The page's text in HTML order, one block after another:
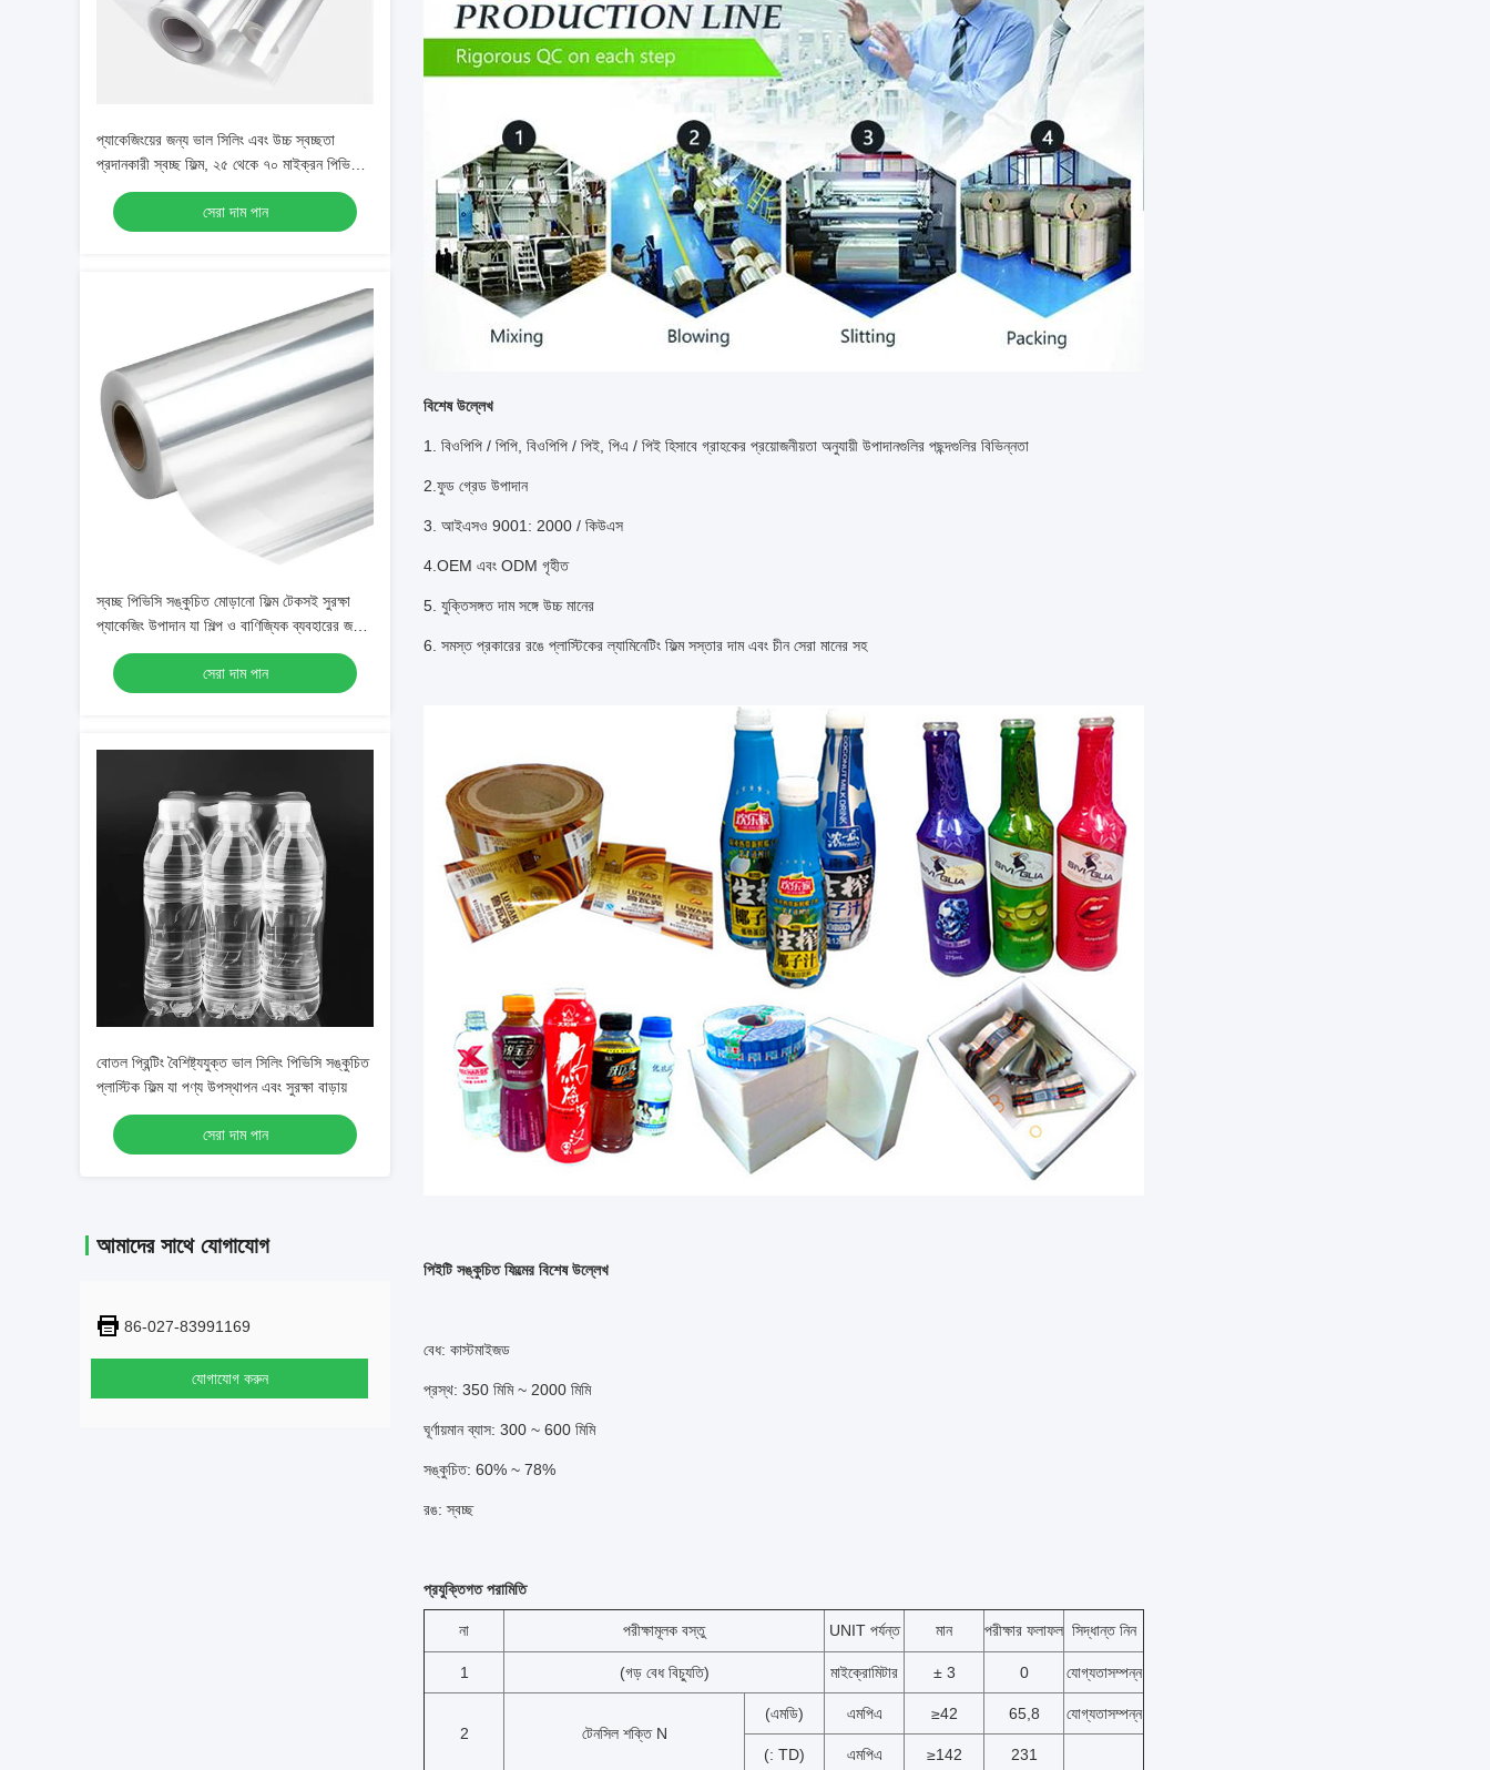
প্যাকেজিংয়ের জন্য ভাল সিলিং এবং উচ্চ স্বচ্ছতা
প্রদানকারী স্বচ্ছ ফিল্ম, ২৫ থেকে ৭০ মাইক্রন পিভিসি
সঙ্কুচিত ফিল্ম
সেরা দাম পান
স্বচ্ছ পিভিসি সঙ্কুচিত মোড়ানো ফিল্ম টেকসই সুরক্ষা
প্যাকেজিং উপাদান যা শিল্প ও বাণিজ্যিক ব্যবহারের জন্য
সেরা দাম পান
বোতল প্রিন্টিং বৈশিষ্ট্যযুক্ত ভাল সিলিং পিভিসি সঙ্কুচিত
প্লাস্টিক ফিল্ম যা পণ্য উপস্থাপন এবং সুরক্ষা বাড়ায়
সেরা দাম পান
আমাদের সাথে যোগাযোগ
86-027-83991169
যোগাযোগ করুন
বিশেষ উল্লেখ
1. বিওপিপি / পিপি, বিওপিপি / পিই, পিএ / পিই হিসাবে গ্রাহকের প্রয়োজনীয়তা অনুযায়ী উপাদানগুলির পছন্দগুলির বিভিন্নতা
2.ফুড গ্রেড উপাদান
3. আইএসও 9001: 2000 / কিউএস
4.OEM এবং ODM গৃহীত
5. যুক্তিসঙ্গত দাম সঙ্গে উচ্চ মানের
6. সমস্ত প্রকারের রঙে প্লাস্টিকের ল্যামিনেটিং ফিল্ম সস্তার দাম এবং চীন সেরা মানের সহ
পিইটি সঙ্কুচিত ফিল্মের বিশেষ উল্লেখ
বেধ: কাস্টমাইজড
প্রস্থ: 350 মিমি ~ 2000 মিমি
ঘূর্ণায়মান ব্যাস: 300 ~ 600 মিমি
সঙ্কুচিত: 60% ~ 78%
রঙ: স্বচ্ছ
প্রযুক্তিগত পরামিতি
না পরীক্ষামূলক বস্তু UNIT পর্যন্ত মান পরীক্ষার ফলাফল সিদ্ধান্ত নিন
1 (গড় বেধ বিচ্যুতি) মাইক্রোমিটার ± 3 0 যোগ্যতাসম্পন্ন
2 টেনসিল শক্তি N
(এমডি) এমপিএ ≥42 65,8 যোগ্যতাসম্পন্ন
(: TD) এমপিএ ≥142 231